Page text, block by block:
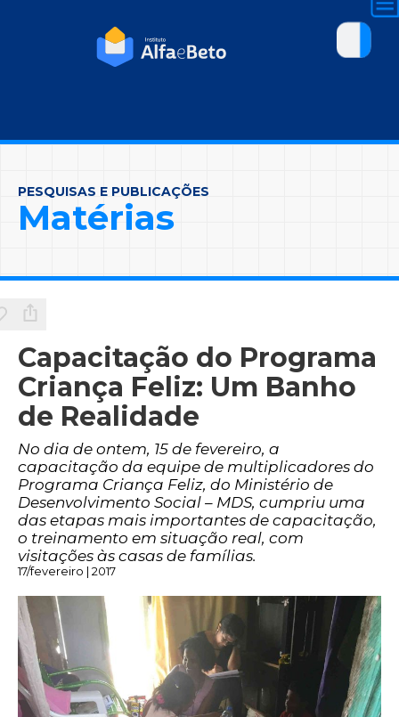
PESQUISAS E PUBLICAÇÕES
Matérias
Capacitação do Programa
Criança Feliz: Um Banho
de Realidade
No dia de ontem, 15 de fevereiro, a
capacitação da equipe de multiplicadores do
Programa Criança Feliz, do Ministério de
Desenvolvimento Social – MDS, cumpriu uma
das etapas mais importantes de capacitação,
o treinamento em situação real, com
visitações às casas de famílias.
17/fevereiro | 2017